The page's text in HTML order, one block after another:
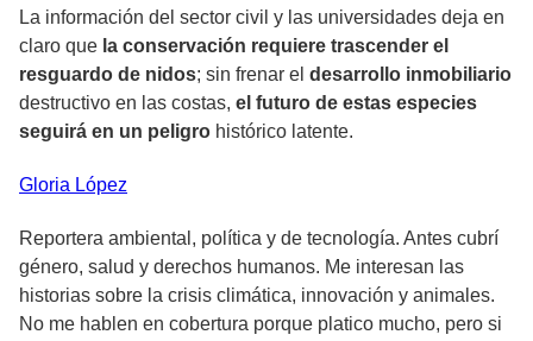
La información del sector civil y las universidades deja en
claro que la conservación requiere trascender el
resguardo de nidos; sin frenar el desarrollo inmobiliario
destructivo en las costas, el futuro de estas especies
seguirá en un peligro histórico latente.
Gloria López
Reportera ambiental, política y de tecnología. Antes cubrí
género, salud y derechos humanos. Me interesan las
historias sobre la crisis climática, innovación y animales.
No me hablen en cobertura porque platico mucho, pero si